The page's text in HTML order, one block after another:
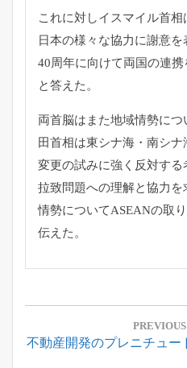
これに対しイスマイル首相
日本の様々な協力に謝意を
40周年に向けて両国の連
と答えた。
両首脳はまた地域情勢につ
田首相は東シナ海・ 南シナ
変更の試みに強く反対する
拉致問題への理解と協力を
情勢についてASEANの取
伝えた。
投
ナ
Previous
不動産開発のプレニチュー